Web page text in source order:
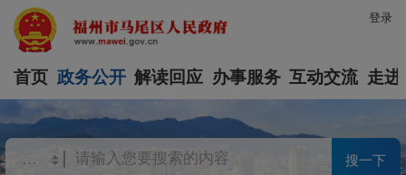
登录
首页 政务公开 解读回应 办事服务 互动交流 走进
搜一下